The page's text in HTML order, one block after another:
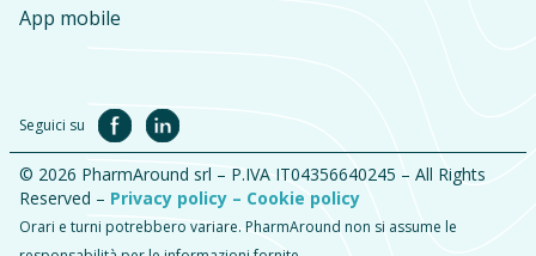
App mobile
Seguici su
© 2026 PharmAround srl – P.IVA IT04356640245 – All Rights
Reserved – Privacy policy – Cookie policy
Orari e turni potrebbero variare. PharmAround non si assume le